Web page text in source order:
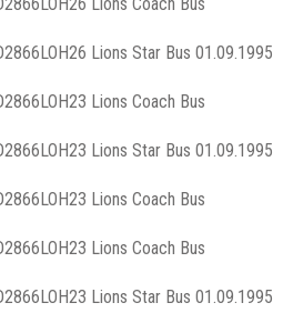
Lions Star Bus 01.09.1995
Lions Coach Bus
Lions Star Bus 01.09.1995
Lions Coach Bus
Lions Coach Bus
Lions Star Bus 01.09.1995